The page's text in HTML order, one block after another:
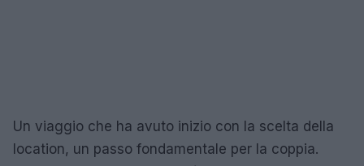
Un viaggio che ha avuto inizio con la scelta della
location, un passo fondamentale per la coppia.